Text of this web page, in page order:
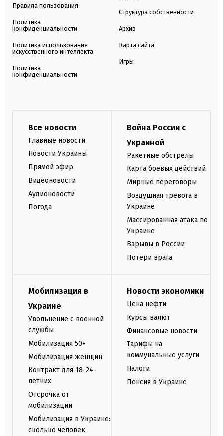
Правила пользования
Политика
конфиденциальности
Политика использования
искусственного интеллекта
Политика
конфиденциальности
Структура собственности
Архив
Карта сайта
Игры
Все новости
Главные новости
Новости Украины
Прямой эфир
Видеоновости
Аудионовости
Погода
Война России с
Украиной
Ракетные обстрелы
Карта боевых действий
Мирные переговоры
Воздушная тревога в
Украине
Массированная атака по
Украине
Взрывы в России
Потери врага
Мобилизация в
Украине
Увольнение с военной
службы
Мобилизация 50+
Мобилизация женщин
Контракт для 18-24-
летних
Отсрочка от
мобилизации
Мобилизация в Украине:
сколько человек
Новости экономики
Цена нефти
Курсы валют
Финансовые новости
Тарифы на
коммунальные услуги
Налоги
Пенсия в Украине